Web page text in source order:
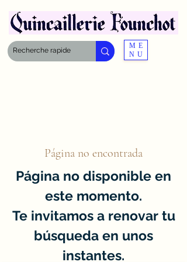
ME
NU
Página no encontrada
Página no disponible en
este momento.
Te invitamos a renovar tu
búsqueda en unos
instantes.